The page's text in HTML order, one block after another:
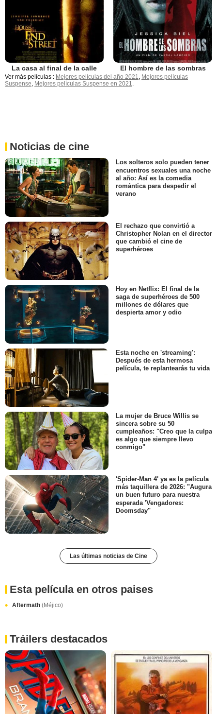
La casa al final de la calle El hombre de las sombras
Ver más películas : Mejores películas del año 2021, Mejores películas
Suspense, Mejores películas Suspense en 2021.
Noticias de cine
Los solteros solo pueden tener
encuentros sexuales una noche
al año: Así es la comedia
romántica para despedir el
verano
El rechazo que convirtió a
Christopher Nolan en el director
que cambió el cine de
superhéroes
Hoy en Netflix: El final de la
saga de superhéroes de 500
millones de dólares que
despierta amor y odio
Esta noche en 'streaming':
Después de esta hermosa
película, te replantearás tu vida
La mujer de Bruce Willis se
sincera sobre su 50
cumpleaños: "Creo que la culpa
es algo que siempre llevo
conmigo"
'Spider-Man 4' ya es la película
más taquillera de 2026: "Augura
un buen futuro para nuestra
esperada 'Vengadores:
Doomsday"
Las últimas noticias de Cine
Esta película en otros paises
Aftermath (Méjico)
Tráilers destacados